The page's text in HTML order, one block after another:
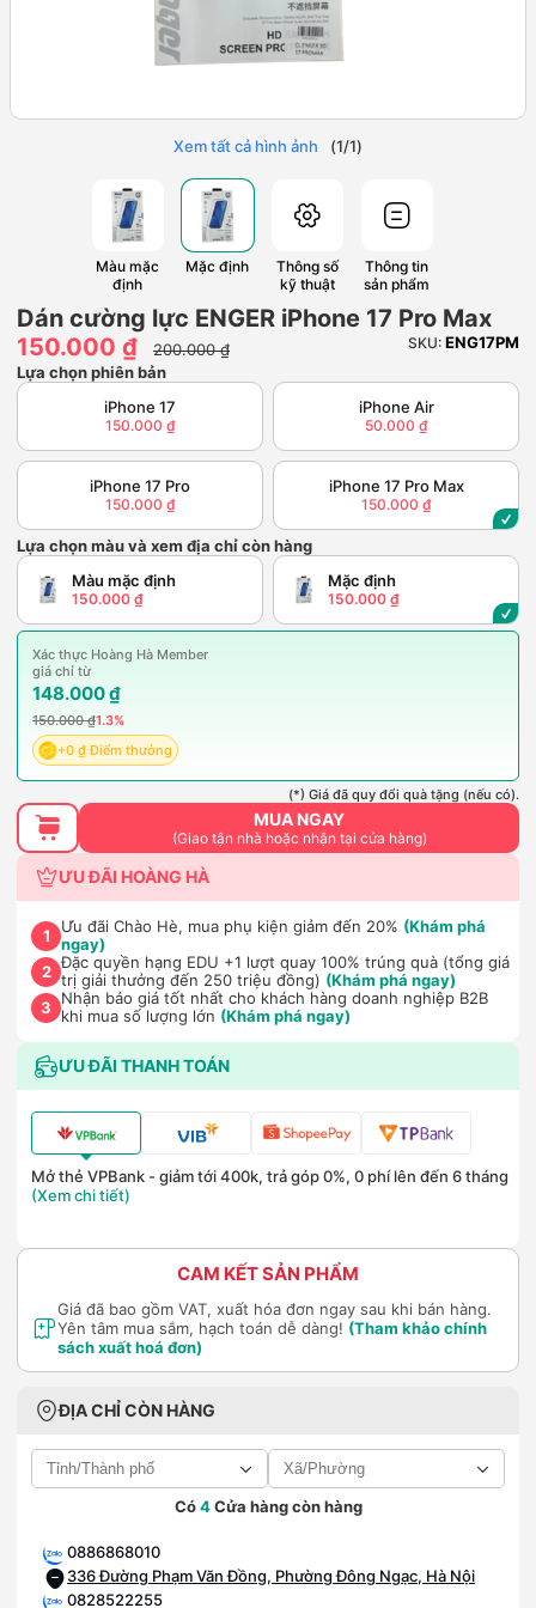
Xem tất cả hình ảnh (1/1)
Màu mặc
định
Mặc định
Thông số
kỹ thuật
Thông tin
sản phẩm
Dán cường lực ENGER iPhone 17 Pro Max
150.000 ₫
200.000 ₫ SKU: ENG17PM
Lựa chọn phiên bản
iPhone 17
150.000 ₫
iPhone Air
50.000 ₫
iPhone 17 Pro
150.000 ₫
iPhone 17 Pro Max
150.000 ₫
Lựa chọn màu và xem địa chỉ còn hàng
Màu mặc định
150.000 ₫
Mặc định
150.000 ₫
Xác thực Hoàng Hà Member
giá chỉ từ
148.000 ₫
150.000 ₫1.3%
+0 ₫ Điểm thưởng
(*) Giá đã quy đổi quà tặng (nếu có).
MUA NGAY
(Giao tận nhà hoặc nhận tại cửa hàng)
ƯU ĐÃI HOÀNG HÀ
1 Ưu đãi Chào Hè, mua phụ kiện giảm đến 20% (Khám phá
ngay)
2 Đặc quyền hạng EDU +1 lượt quay 100% trúng quà (tổng giá
trị giải thưởng đến 250 triệu đồng) (Khám phá ngay)
3
Nhận báo giá tốt nhất cho khách hàng doanh nghiệp B2B
khi mua số lượng lớn (Khám phá ngay)
ƯU ĐÃI THANH TOÁN
Mở thẻ VPBank - giảm tới 400k, trả góp 0%, 0 phí lên đến 6 tháng
(Xem chi tiết)
CAM KẾT SẢN PHẨM
Giá đã bao gồm VAT, xuất hóa đơn ngay sau khi bán hàng.
Yên tâm mua sắm, hạch toán dễ dàng! (Tham khảo chính
sách xuất hoá đơn)
ĐỊA CHỈ CÒN HÀNG
Có4Cửa hàng còn hàng
0886868010
336 Đường Phạm Văn Đồng, Phường Đông Ngạc, Hà Nội
0828522255